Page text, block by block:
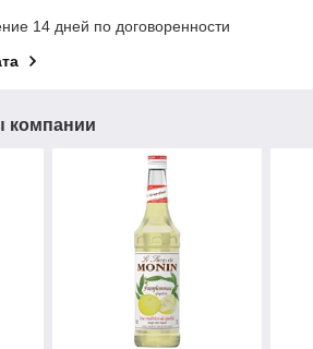
14 дней по договоренности
компании